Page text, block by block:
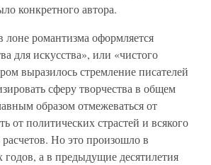
конкретного автора.
романтизма оформляется
для искусства», или «чистого
выразилось стремление писателей
сферу творчества в общем
образом отмежеваться от
от политических страстей и всякого
Но это произошло в
годов, а в предыдущие десятилетия